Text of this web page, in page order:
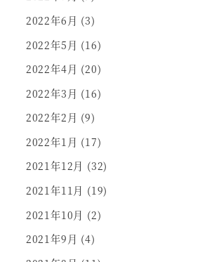
2022年6月 (3)
2022年5月 (16)
2022年4月 (20)
2022年3月 (16)
2022年2月 (9)
2022年1月 (17)
2021年12月 (32)
2021年11月 (19)
2021年10月 (2)
2021年9月 (4)